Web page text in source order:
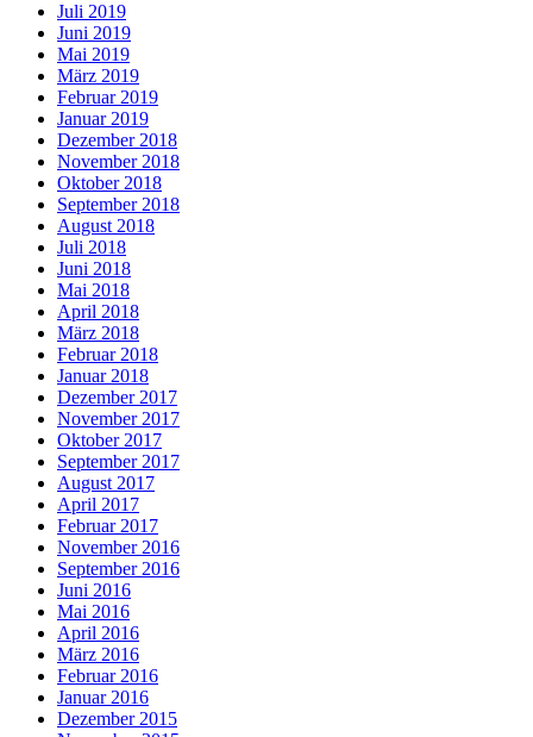
Juli 2019
Juni 2019
Mai 2019
März 2019
Februar 2019
Januar 2019
Dezember 2018
November 2018
Oktober 2018
September 2018
August 2018
Juli 2018
Juni 2018
Mai 2018
April 2018
März 2018
Februar 2018
Januar 2018
Dezember 2017
November 2017
Oktober 2017
September 2017
August 2017
April 2017
Februar 2017
November 2016
September 2016
Juni 2016
Mai 2016
April 2016
März 2016
Februar 2016
Januar 2016
Dezember 2015